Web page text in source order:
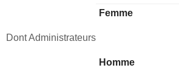
Femme
Dont Administrateurs
Homme